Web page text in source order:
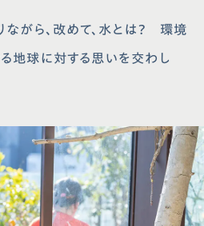
がら、改めて、水とは？ 環境
地球に対する思いを交わし